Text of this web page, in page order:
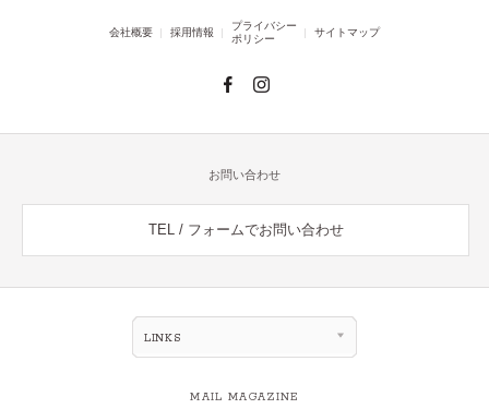
会社概要 採用情報
プライバシー
ポリシー
サイトマップ
お問い合わせ
TEL / フォームでお問い合わせ
LINKS
MAIL MAGAZINE